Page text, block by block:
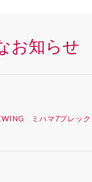
お知らせ
ミハマ7プレック